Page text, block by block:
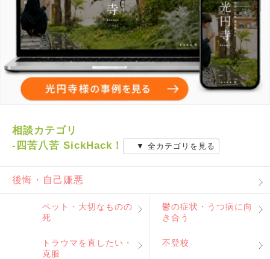
相談カテゴリ
-四苦八苦 SickHack！
▼ 全カテゴリを見る
後悔・自己嫌悪
ペット・大切なものの
死
鬱の症状・うつ病に向
き合う
トラウマを直したい・
克服
不登校